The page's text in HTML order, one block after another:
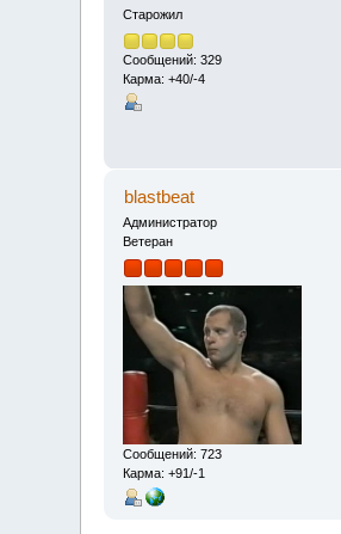
Старожил
Сообщений: 329
Карма: +40/-4
blastbeat
Администратор
Ветеран
Сообщений: 723
Карма: +91/-1